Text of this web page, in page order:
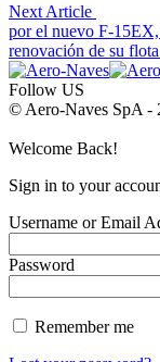
Next Article
por el nuevo F-
renovación de su
Follow US
© Aero-Naves SpA -
Welcome Back!
Sign in to your
Username or Email
Password
Remember me